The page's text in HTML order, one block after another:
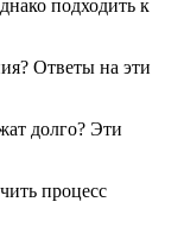
подходить к
Ответы на эти
долго? Эти
процесс